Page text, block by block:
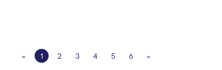
« 1 2 3 4 5 6 »